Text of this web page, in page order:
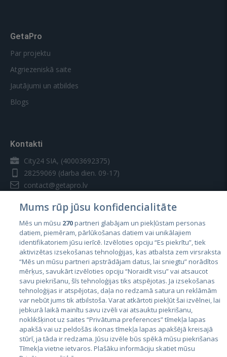
GetaPro
Par projektu
Atgriezeniskā saite
Jautājumi un atbildes
Blogs
Kontakti
City24 SIA, (40003692375)
28259069 (darba dien. 09-17)
contact@getapro.lv
Valstis
Igaunija
Latvija
Lietuva
Mums rūp jūsu konfidencialitāte
Mēs un mūsu 270partneri glabājam un piekļūstam personas
datiem, piemēram, pārlūkošanas datiem vai unikālajiem
identifikatoriem jūsu ierīcē. Izvēloties opciju “Es piekrītu”, tiek
aktivizētas izsekošanas tehnoloģijas, kas atbalsta zem virsraksta
“Mēs un mūsu partneri apstrādājam datus, lai sniegtu” norādītos
mērķus, savukārt izvēloties opciju “Noraidīt visu” vai atsaucot
savu piekrišanu, šīs tehnoloģijas tiks atspējotas. Ja izsekošanas
tehnoloģijas ir atspējotas, daļa no redzamā satura un reklāmām
var nebūt jums tik atbilstoša. Varat atkārtoti piekļūt šai izvēlnei, lai
jebkurā laikā mainītu savu izvēli vai atsauktu piekrišanu,
noklikšķinot uz saites “Privātuma preferences” tīmekļa lapas
apakšā vai uz peldošās ikonas tīmekļa lapas apakšējā kreisajā
stūrī, ja tāda ir redzama. Jūsu izvēle būs spēkā mūsu piekrišanas
Tīmekļa vietne ietvaros. Plašāku informāciju skatiet mūsu